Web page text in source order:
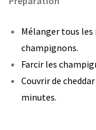
Mélanger tous
champignons.
Farcir les
Couvrir de
minutes.